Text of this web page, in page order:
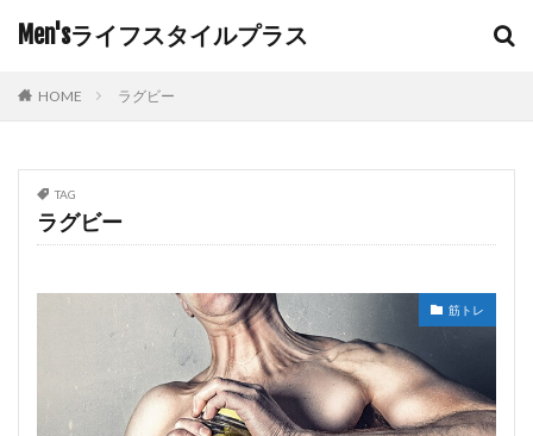
Men'sライフスタイルプラス
HOME ラグビー
TAG
ラグビー
筋トレ